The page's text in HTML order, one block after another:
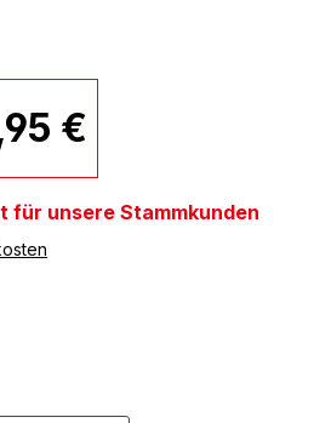
€
für unsere Stammkunden
nicht verfügbar.)